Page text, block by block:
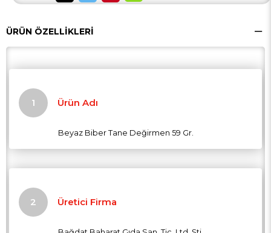
ÜRÜN ÖZELLIKLERI
Ürün Adı
Beyaz Biber Tane Değirmen 59 Gr.
Üretici Firma